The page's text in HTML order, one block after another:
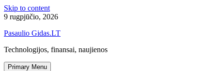
Skip to content
9 rugpjūčio, 2026
Pasaulio Gidas.LT
Technologijos, finansai, naujienos
Primary Menu